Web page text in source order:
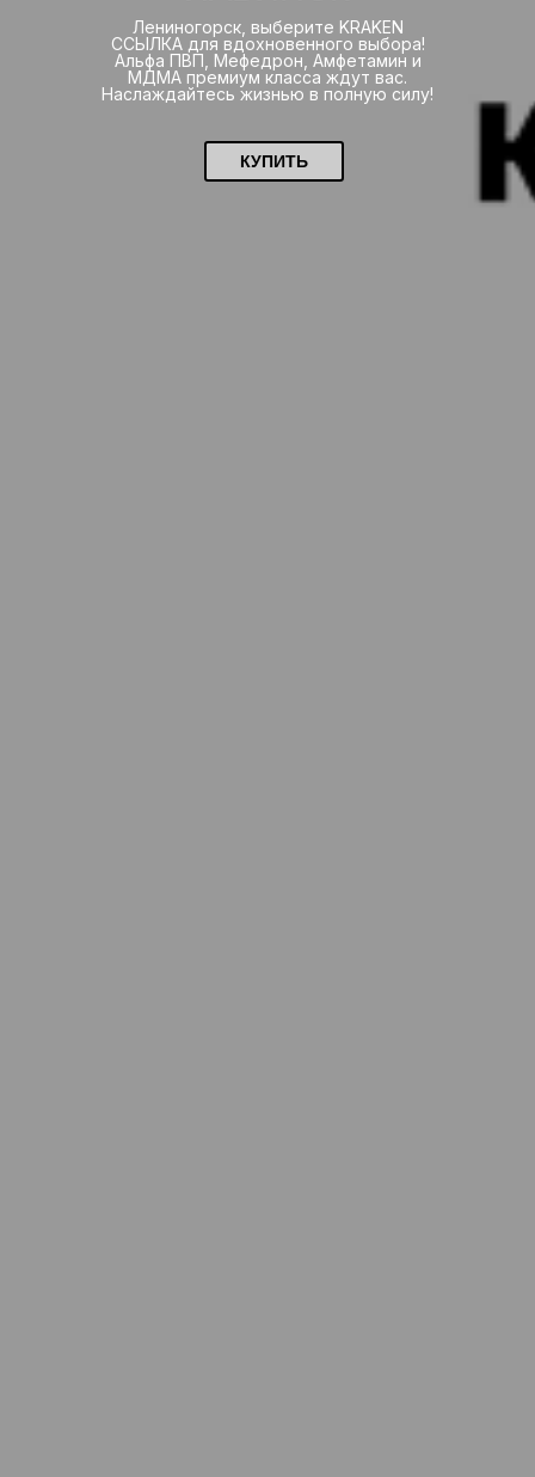
Лениногорск, выберите KRAKEN
ССЫЛКА для вдохновенного выбора!
Альфа ПВП, Мефедрон, Амфетамин и
МДМА премиум класса ждут вас.
Наслаждайтесь жизнью в полную силу!
КУПИТЬ